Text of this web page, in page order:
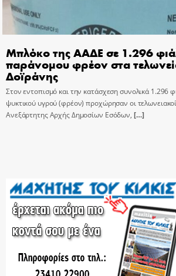
Μπλόκο της ΑΑΔΕ σε 1.296
παράνομου φρέον στα
Δοϊράνης
Στον εντοπισμό και την κατάσχεση συνολικά 1.296
ψυκτικού υγρού (φρέον) προχώρησαν οι
Ανεξάρτητης Αρχής Δημοσίων Εσόδων, […]